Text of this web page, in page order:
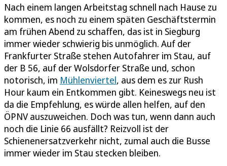
Nach einem langen Arbeitstag schnell nach Hause zu
kommen, es noch zu einem späten Geschäftstermin
am frühen Abend zu schaffen, das ist in Siegburg
immer wieder schwierig bis unmöglich. Auf der
Frankfurter Straße stehen Autofahrer im Stau, auf
der B 56, auf der Wolsdorfer Straße und, schon
notorisch, im Mühlenviertel, aus dem es zur Rush
Hour kaum ein Entkommen gibt. Keineswegs neu ist
da die Empfehlung, es würde allen helfen, auf den
ÖPNV auszuweichen. Doch was tun, wenn dann auch
noch die Linie 66 ausfällt? Reizvoll ist der
Schienenersatzverkehr nicht, zumal auch die Busse
immer wieder im Stau stecken bleiben.